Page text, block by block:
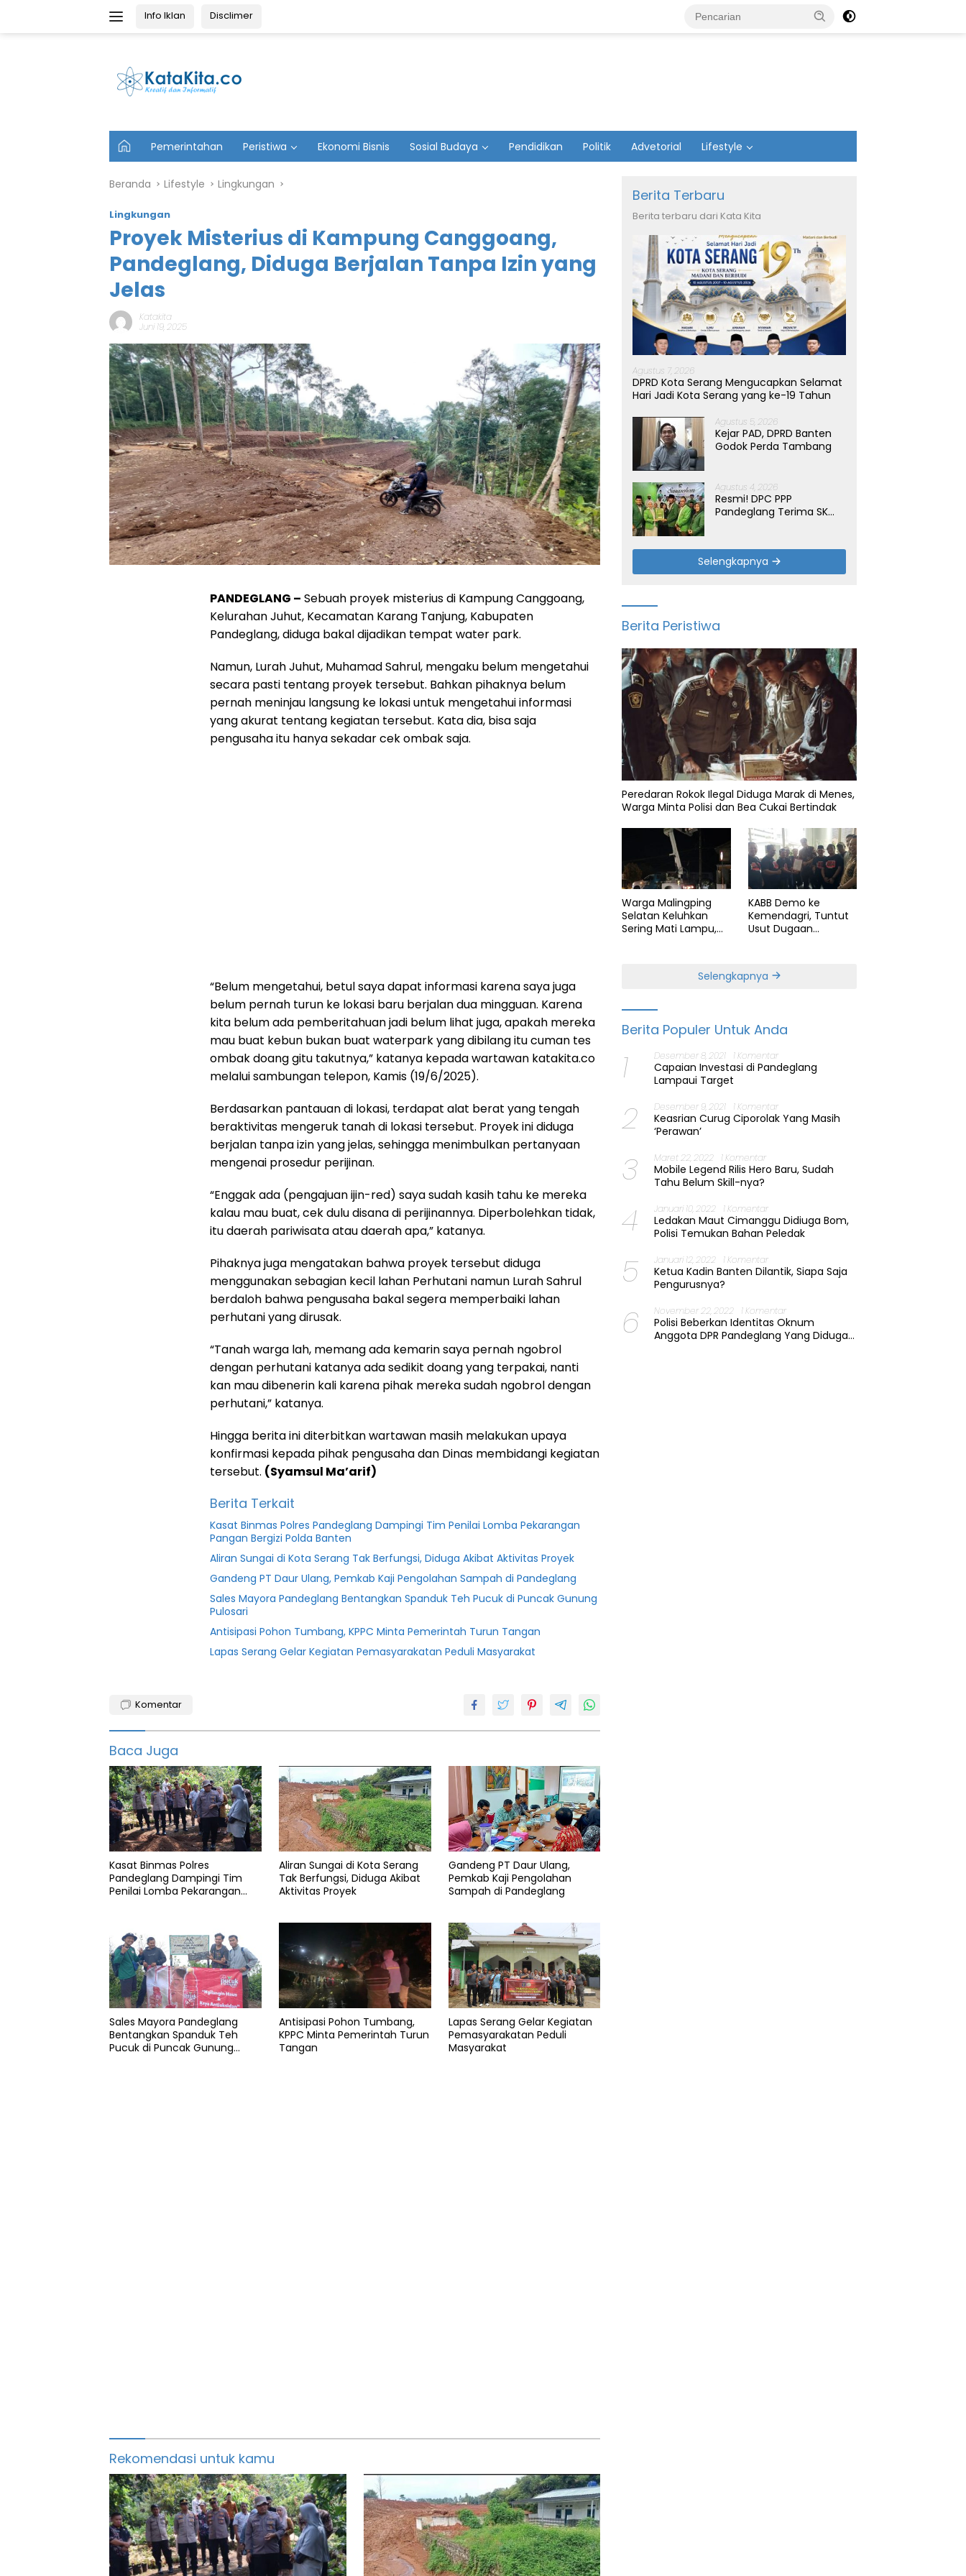
Info Iklan Disclimer
U
t
m
Pemerintahan Peristiwa Ekonomi Bisnis Sosial Budaya Pendidikan Politik Advetorial Lifestyle
Beranda Lifestyle Lingkungan
Lingkungan
Proyek Misterius di Kampung Canggoang,
Pandeglang, Diduga Berjalan Tanpa Izin yang
Jelas
Katakita
Juni 19, 2025
PANDEGLANG – Sebuah proyek misterius di Kampung Canggoang,
Kelurahan Juhut, Kecamatan Karang Tanjung, Kabupaten
Pandeglang, diduga bakal dijadikan tempat water park.
Namun, Lurah Juhut, Muhamad Sahrul, mengaku belum mengetahui
secara pasti tentang proyek tersebut. Bahkan pihaknya belum
pernah meninjau langsung ke lokasi untuk mengetahui informasi
yang akurat tentang kegiatan tersebut. Kata dia, bisa saja
pengusaha itu hanya sekadar cek ombak saja.
“Belum mengetahui, betul saya dapat informasi karena saya juga
belum pernah turun ke lokasi baru berjalan dua mingguan. Karena
kita belum ada pemberitahuan jadi belum lihat juga, apakah mereka
mau buat kebun bukan buat waterpark yang dibilang itu cuman tes
ombak doang gitu takutnya,” katanya kepada wartawan katakita.co
melalui sambungan telepon, Kamis (19/6/2025).
Berdasarkan pantauan di lokasi, terdapat alat berat yang tengah
beraktivitas mengeruk tanah di lokasi tersebut. Proyek ini diduga
berjalan tanpa izin yang jelas, sehingga menimbulkan pertanyaan
mengenai prosedur perijinan.
“Enggak ada (pengajuan ijin-red) saya sudah kasih tahu ke mereka
kalau mau buat, cek dulu disana di perijinannya. Diperbolehkan tidak,
itu daerah pariwisata atau daerah apa,” katanya.
Pihaknya juga mengatakan bahwa proyek tersebut diduga
menggunakan sebagian kecil lahan Perhutani namun Lurah Sahrul
berdaloh bahwa pengusaha bakal segera memperbaiki lahan
perhutani yang dirusak.
“Tanah warga lah, memang ada kemarin saya pernah ngobrol
dengan perhutani katanya ada sedikit doang yang terpakai, nanti
kan mau dibenerin kali karena pihak mereka sudah ngobrol dengan
perhutani,” katanya.
Hingga berita ini diterbitkan wartawan masih melakukan upaya
konfirmasi kepada pihak pengusaha dan Dinas membidangi kegiatan
tersebut. (Syamsul Ma’arif)
Berita Terkait
Kasat Binmas Polres Pandeglang Dampingi Tim Penilai Lomba Pekarangan
Pangan Bergizi Polda Banten
Aliran Sungai di Kota Serang Tak Berfungsi, Diduga Akibat Aktivitas Proyek
Gandeng PT Daur Ulang, Pemkab Kaji Pengolahan Sampah di Pandeglang
Sales Mayora Pandeglang Bentangkan Spanduk Teh Pucuk di Puncak Gunung
Pulosari
Antisipasi Pohon Tumbang, KPPC Minta Pemerintah Turun Tangan
Lapas Serang Gelar Kegiatan Pemasyarakatan Peduli Masyarakat
Ilegal
juhut
lawang
taji
Pandeglang
Proyek
park
Komentar
Baca Juga
Kasat Binmas Polres
Pandeglang Dampingi Tim
Penilai Lomba Pekarangan
Aliran Sungai di Kota Serang
Tak Berfungsi, Diduga Akibat
Aktivitas Proyek
Gandeng PT Daur Ulang,
Pemkab Kaji Pengolahan
Sampah di Pandeglang
Sales Mayora Pandeglang
Bentangkan Spanduk Teh
Pucuk di Puncak Gunung
Antisipasi Pohon Tumbang,
KPPC Minta Pemerintah Turun
Tangan
Lapas Serang Gelar Kegiatan
Pemasyarakatan Peduli
Masyarakat
Rekomendasi untuk kamu
Berita Terbaru
Berita terbaru dari Kata Kita
Agustus 7, 2026
DPRD Kota Serang Mengucapkan Selamat
Hari Jadi Kota Serang yang ke-19 Tahun
Agustus 5, 2026
Kejar PAD, DPRD Banten
Godok Perda Tambang
Agustus 4, 2026
Resmi! DPC PPP
Pandeglang Terima SK
Selengkapnya
Berita Peristiwa
Peredaran Rokok Ilegal Diduga Marak di Menes,
Warga Minta Polisi dan Bea Cukai Bertindak
Warga Malingping
Selatan Keluhkan
Sering Mati Lampu,
KABB Demo ke
Kemendagri, Tuntut
Usut Dugaan
Selengkapnya
Berita Populer Untuk Anda
1 Desember 8, 2021 1 Komentar
Capaian Investasi di Pandeglang
Lampaui Target
2 Desember 9, 2021 1 Komentar
Keasrian Curug Ciporolak Yang Masih
‘Perawan’
3 Maret 22, 2022 1 Komentar
Mobile Legend Rilis Hero Baru, Sudah
Tahu Belum Skill-nya?
4 Januari 10, 2022 1 Komentar
Ledakan Maut Cimanggu Didiuga Bom,
Polisi Temukan Bahan Peledak
5 Januari 12, 2022 1 Komentar
Ketua Kadin Banten Dilantik, Siapa Saja
Pengurusnya?
6 November 22, 2022 1 Komentar
Polisi Beberkan Identitas Oknum
Anggota DPR Pandeglang Yang Diduga